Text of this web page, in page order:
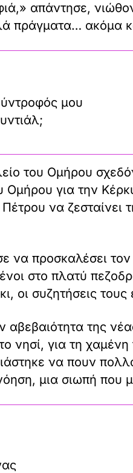
απάντησε,
πράγματα… ακόμα
μου
του Ομήρου
Ομήρου για την
να ζεσταίνει
να προσκαλέσει
στο πλατύ
οι συζητήσεις
αβεβαιότητα της
νησί, για τη χαμένη
να πουν
μια σιωπή που